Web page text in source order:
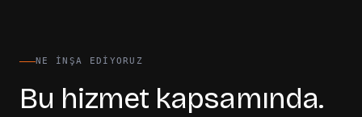
NE INŞA EDIYORUZ
Bu hizmet kapsamında.